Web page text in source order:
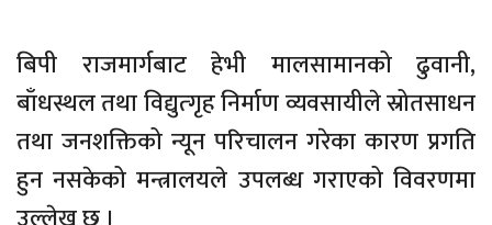
बिपी राजमार्गबाट हेभी मालसामानको ढुवानी,
बाँधस्थल तथा विद्युत्गृह निर्माण व्यवसायीले स्रोतसाधन
तथा जनशक्तिको न्यून परिचालन गरेका कारण प्रगति
हुन नसकेको मन्त्रालयले उपलब्ध गराएको विवरणमा